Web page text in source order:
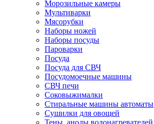
Морозильные камеры
Мультиварки
Мясорубки
Наборы ножей
Наборы посуды
Пароварки
Посуда
Посуда для СВЧ
Посудомоечные машины
СВЧ печи
Соковыжималки
Стиральные машины автоматы
Сушилки для овощей
Тены, аноды водонагревателей